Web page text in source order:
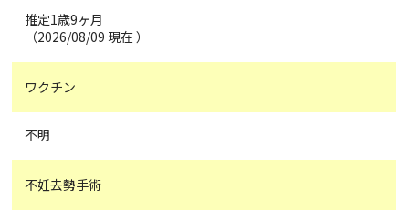
推定1歳9ヶ月
（2026/08/09 現在 ）
ワクチン
不明
不妊去勢手術